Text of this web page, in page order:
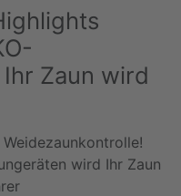
Zaun wird
wird Ihr Zaun